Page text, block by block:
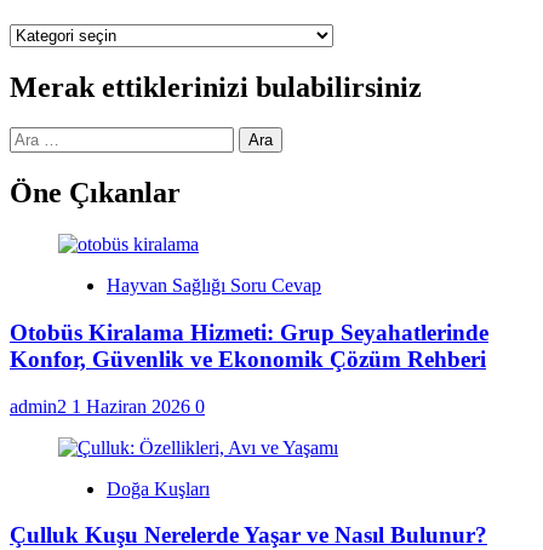
Kategoriler
Merak ettiklerinizi bulabilirsiniz
Arama:
Öne Çıkanlar
Hayvan Sağlığı Soru Cevap
Otobüs Kiralama Hizmeti: Grup Seyahatlerinde
Konfor, Güvenlik ve Ekonomik Çözüm Rehberi
admin2 1 Haziran 2026 0
Doğa Kuşları
Çulluk Kuşu Nerelerde Yaşar ve Nasıl Bulunur?